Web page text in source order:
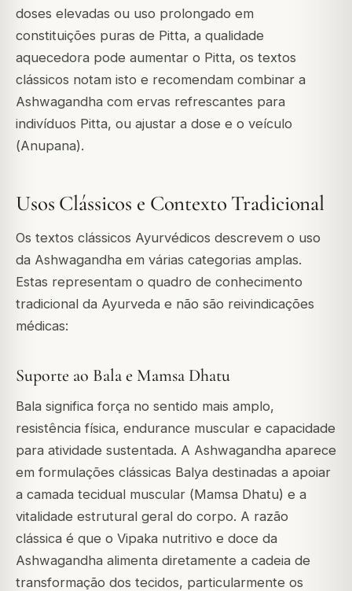
doses elevadas ou uso prolongado em
constituições puras de Pitta, a qualidade
aquecedora pode aumentar o Pitta, os textos
clássicos notam isto e recomendam combinar a
Ashwagandha com ervas refrescantes para
indivíduos Pitta, ou ajustar a dose e o veículo
(Anupana).
Usos Clássicos e Contexto Tradicional
Os textos clássicos Ayurvédicos descrevem o uso
da Ashwagandha em várias categorias amplas.
Estas representam o quadro de conhecimento
tradicional da Ayurveda e não são reivindicações
médicas:
Suporte ao Bala e Mamsa Dhatu
Bala significa força no sentido mais amplo,
resistência física, endurance muscular e capacidade
para atividade sustentada. A Ashwagandha aparece
em formulações clássicas Balya destinadas a apoiar
a camada tecidual muscular (Mamsa Dhatu) e a
vitalidade estrutural geral do corpo. A razão
clássica é que o Vipaka nutritivo e doce da
Ashwagandha alimenta diretamente a cadeia de
transformação dos tecidos, particularmente os